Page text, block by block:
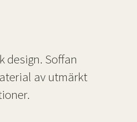
design. Soffan
av utmärkt